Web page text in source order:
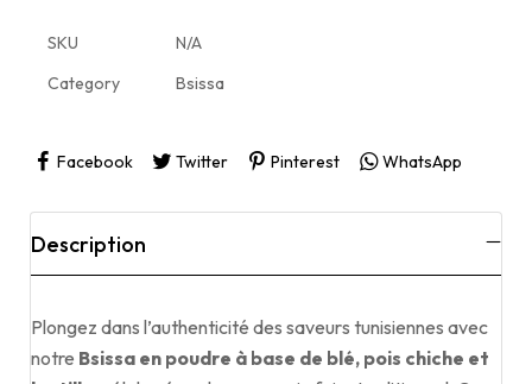
SKU
N/A
Category
Bsissa
Facebook Twitter Pinterest WhatsApp
Description
Plongez dans l’authenticité des saveurs tunisiennes avec
notre Bsissa en poudre à base de blé, pois chiche et